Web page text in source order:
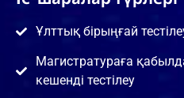
Ұлттық бірыңғай
Магистратураға
кешенді тестілеу